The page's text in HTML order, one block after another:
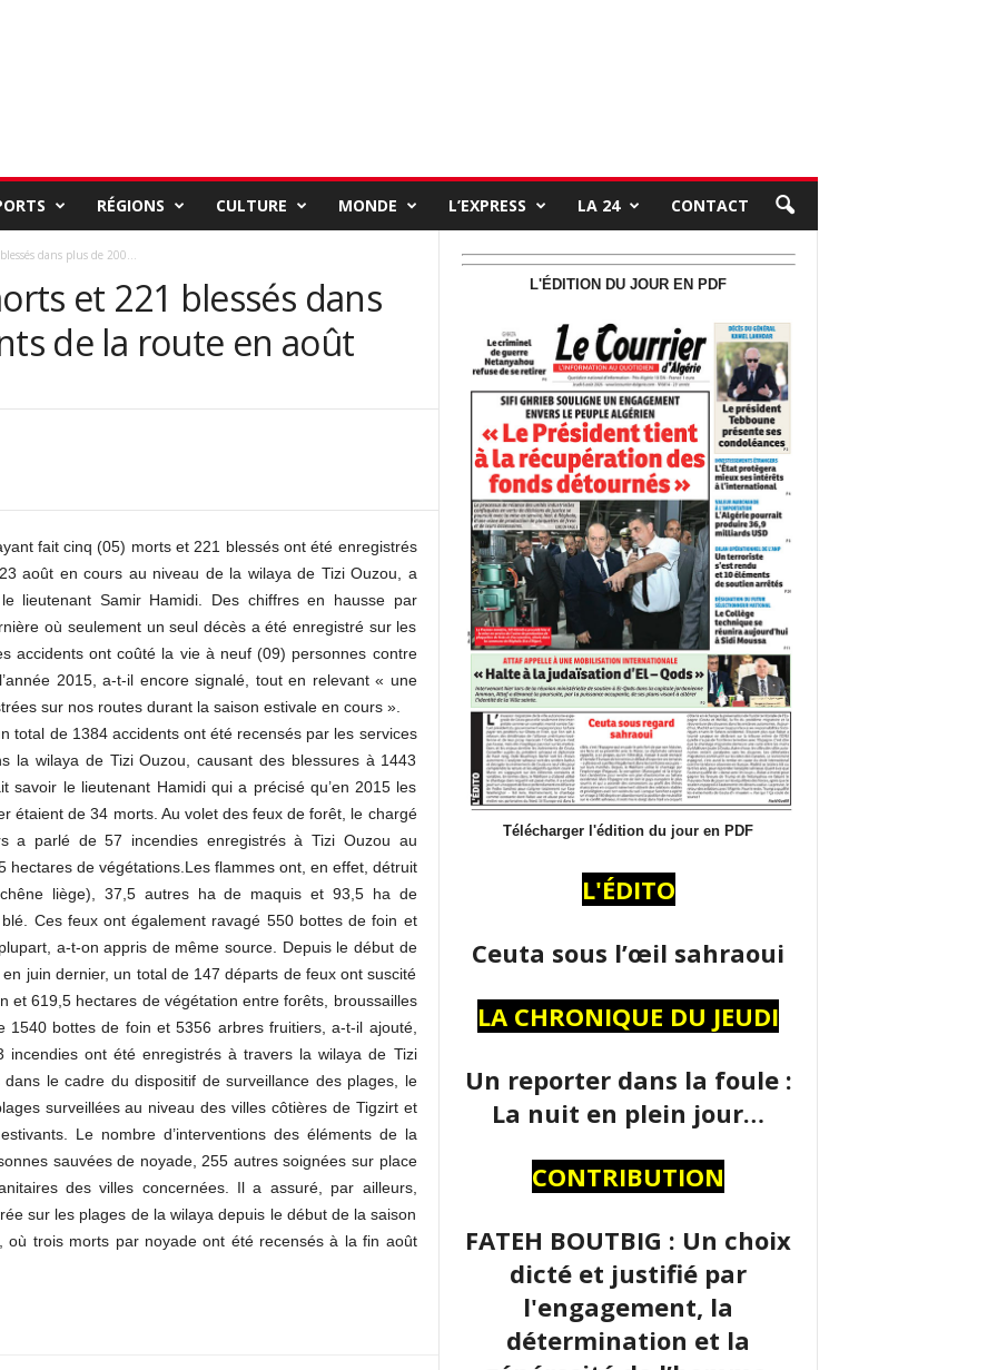
RÉGIONS CULTURE MONDE L’EXPRESS LA 24 CONTACT
dans plus de 200...
et 221 blessés dans
de la route en août
fait cinq (05) morts et 221 blessés ont été enregistrés
août en cours au niveau de la wilaya de Tizi Ouzou, a
lieutenant Samir Hamidi. Des chiffres en hausse par
où seulement un seul décès a été enregistré sur les
accidents ont coûté la vie à neuf (09) personnes contre
2015, a-t-il encore signalé, tout en relevant « une
sur nos routes durant la saison estivale en cours ».
total de 1384 accidents ont été recensés par les services
la wilaya de Tizi Ouzou, causant des blessures à 1443
savoir le lieutenant Hamidi qui a précisé qu’en 2015 les
étaient de 34 morts. Au volet des feux de forêt, le chargé
a parlé de 57 incendies enregistrés à Tizi Ouzou au
hectares de végétations.Les flammes ont, en effet, détruit
liège), 37,5 autres ha de maquis et 93,5 ha de
Ces feux ont également ravagé 550 bottes de foin et
a-t-on appris de même source. Depuis le début de
juin dernier, un total de 147 départs de feux ont suscité
et 619,5 hectares de végétation entre forêts, broussailles
bottes de foin et 5356 arbres fruitiers, a-t-il ajouté,
ont été enregistrés à travers la wilaya de Tizi
le cadre du dispositif de surveillance des plages, le
surveillées au niveau des villes côtières de Tigzirt et
Le nombre d’interventions des éléments de la
sauvées de noyade, 255 autres soignées sur place
des villes concernées. Il a assuré, par ailleurs,
sur les plages de la wilaya depuis le début de la saison
où trois morts par noyade ont été recensés à la fin août
L'ÉDITION DU JOUR EN PDF
Télécharger l'édition du jour en PDF
L'ÉDITO
Ceuta sous l’œil sahraoui
LA CHRONIQUE DU JEUDI
Un reporter dans la foule :
La nuit en plein jour…
CONTRIBUTION
FATEH BOUTBIG : Un choix
dicté et justifié par
l'engagement, la
détermination et la